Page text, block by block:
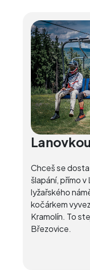
Chceš se
šlapání, přímo
lyžařského
kočárkem
Kramolín. To
Březovice.